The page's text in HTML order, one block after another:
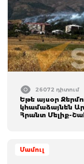
26072 դիտում
Եթե այսօր
կհամաձայնեն
Հրանտ Մելիք-
Մամուլ